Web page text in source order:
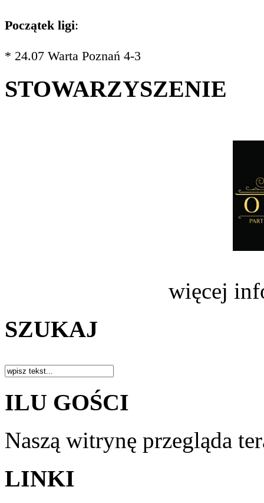
Początek ligi:
* 24.07 Warta Poznań 4-3
STOWARZYSZENIE
więcej
SZUKAJ
ILU GOŚCI
Naszą witrynę przegląda
LINKI